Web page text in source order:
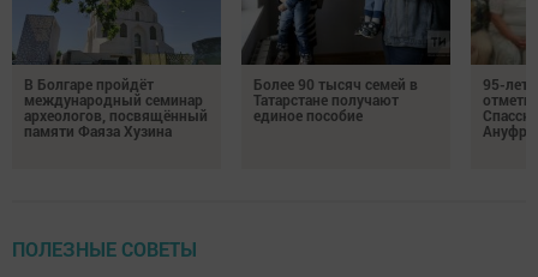
В Болгаре пройдёт
международный семинар
археологов, посвящённый
памяти Фаяза Хузина
Более 90 тысяч семей в
Татарстане получают
единое пособие
95-
ПОЛЕЗНЫЕ СОВЕТЫ